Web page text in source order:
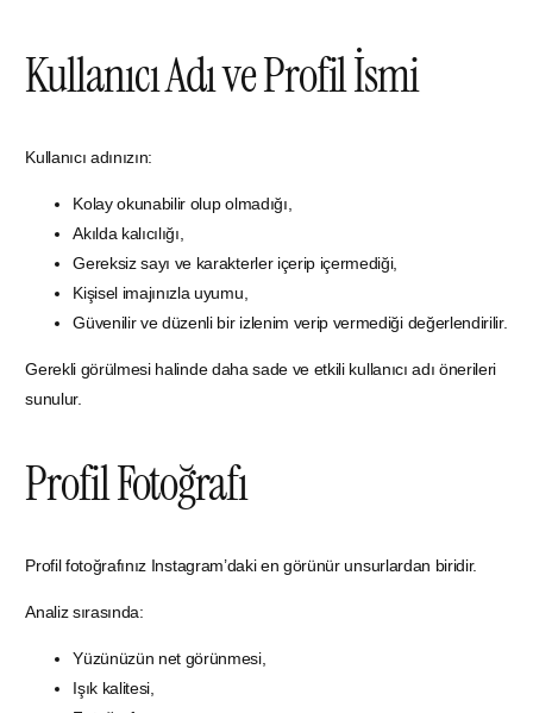
Kullanıcı Adı ve Profil İsmi
Kullanıcı adınızın:
Kolay okunabilir olup olmadığı,
Akılda kalıcılığı,
Gereksiz sayı ve karakterler içerip içermediği,
Kişisel imajınızla uyumu,
Güvenilir ve düzenli bir izlenim verip vermediği değerlendirilir.
Gerekli görülmesi halinde daha sade ve etkili kullanıcı adı önerileri
sunulur.
Profil Fotoğrafı
Profil fotoğrafınız Instagram’daki en görünür unsurlardan biridir.
Analiz sırasında:
Yüzünüzün net görünmesi,
Işık kalitesi,